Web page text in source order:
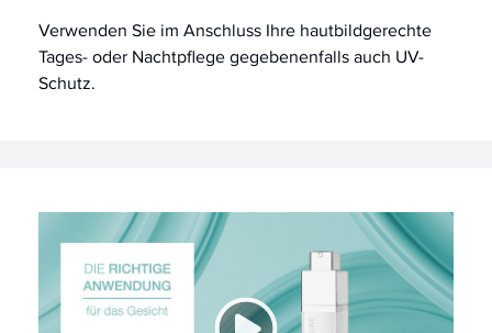
Verwenden Sie im Anschluss Ihre hautbildgerechte
Tages- oder Nachtpflege gegebenenfalls auch UV-
Schutz.